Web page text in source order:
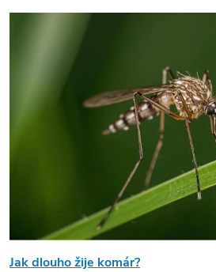
Jak dlouho žije komár?